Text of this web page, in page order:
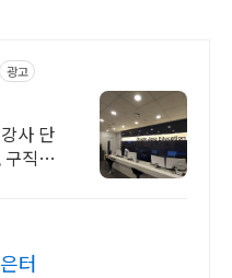
광고
사 단
직자
터